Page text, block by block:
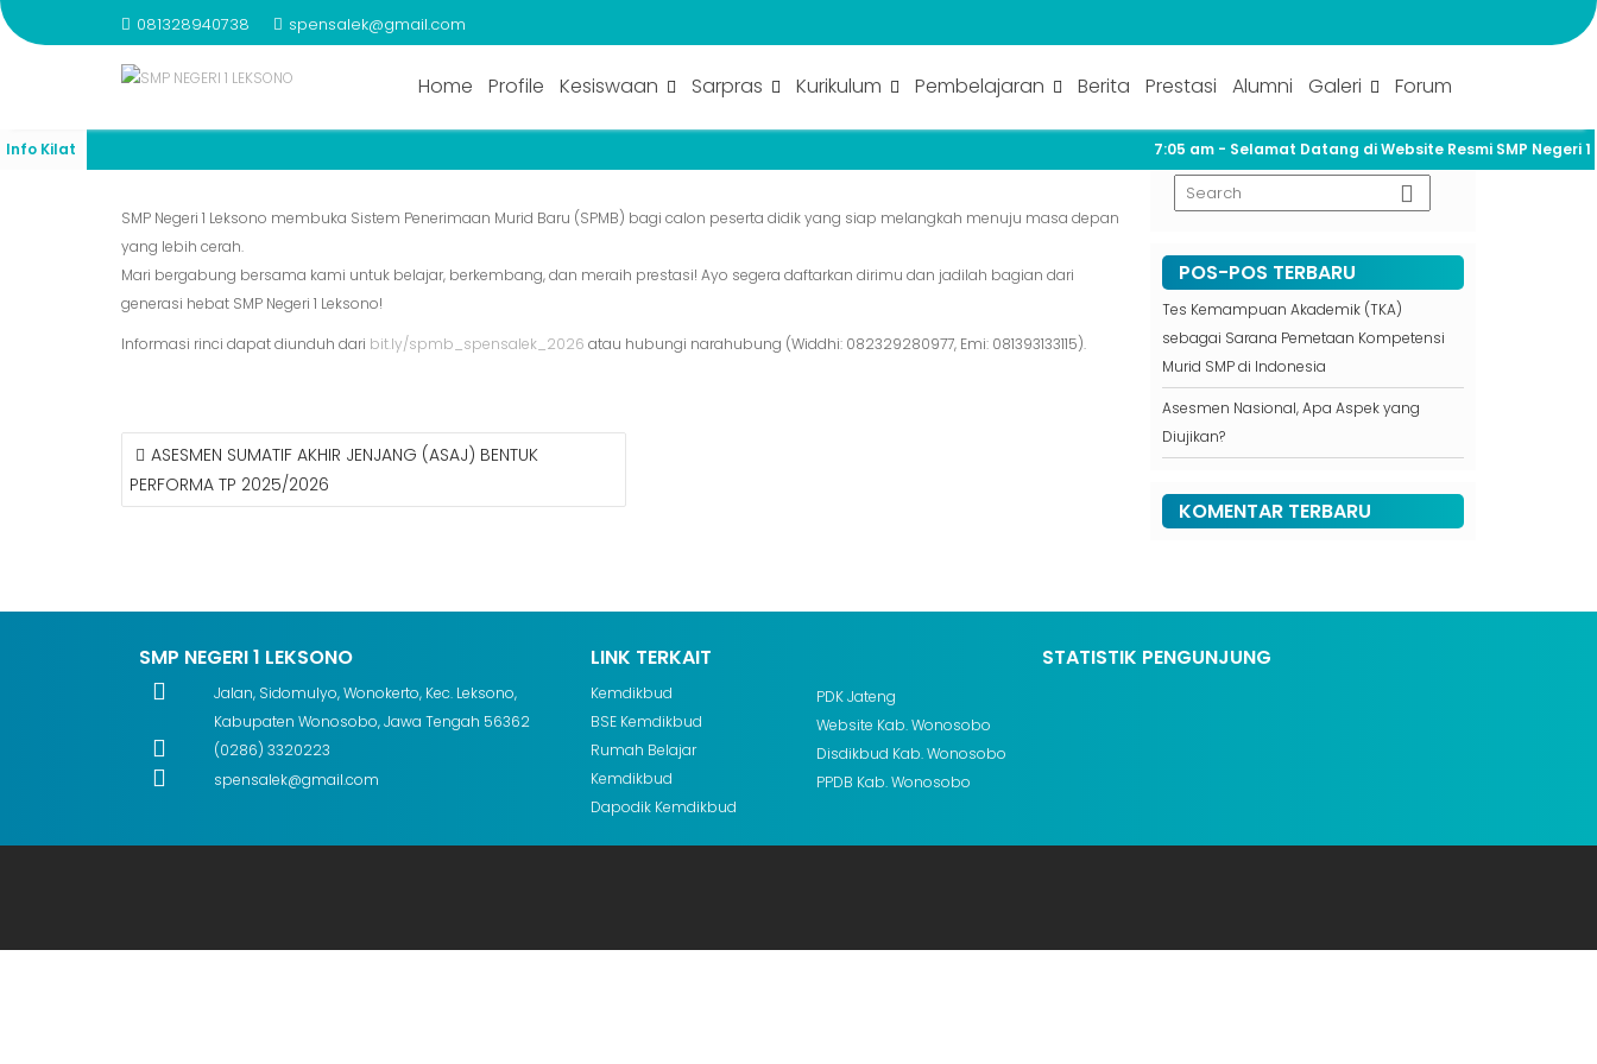
Skip
081328940738 spensalek@gmail.com
Home Profile Kesiswaan Sarpras Kurikulum Pembelajaran Berita Prestasi Alumni Galeri Forum
Info Kilat 7:05 am- Selamat Datang di Website Resmi SMP Negeri 1
SISTEM PENERIMAAN MURID BARU (SPMB) SMP N 1 LEKSONO TAHUN PELAJARAN 2026/2027
SMP Negeri 1 Leksono membuka Sistem Penerimaan Murid Baru (SPMB) bagi calon peserta didik yang siap melangkah menuju masa depan
yang lebih cerah.
Mari bergabung bersama kami untuk belajar, berkembang, dan meraih prestasi! Ayo segera daftarkan dirimu dan jadilah bagian dari
generasi hebat SMP Negeri 1 Leksono!
Informasi rinci dapat diunduh dari bit.ly/spmb_spensalek_2026 atau hubungi narahubung (Widdhi: 082329280977, Emi: 081393133115).
NAVIGASI
POSASESMEN SUMATIF AKHIR JENJANG (ASAJ) BENTUK
PERFORMA TP 2025/2026
POS-POS TERBARU
Tes Kemampuan Akademik (TKA)
sebagai Sarana Pemetaan Kompetensi
Murid SMP di Indonesia
Asesmen Nasional, Apa Aspek yang
Diujikan?
KOMENTAR TERBARU
SMP NEGERI 1 LEKSONO
Jalan, Sidomulyo, Wonokerto, Kec. Leksono,
Kabupaten Wonosobo, Jawa Tengah 56362
(0286) 3320223
spensalek@gmail.com
LINK TERKAIT
Kemdikbud
BSE Kemdikbud
Rumah Belajar
Kemdikbud
Dapodik Kemdikbud
PDK Jateng
Website Kab. Wonosobo
Disdikbud Kab. Wonosobo
PPDB Kab. Wonosobo
STATISTIK PENGUNJUNG